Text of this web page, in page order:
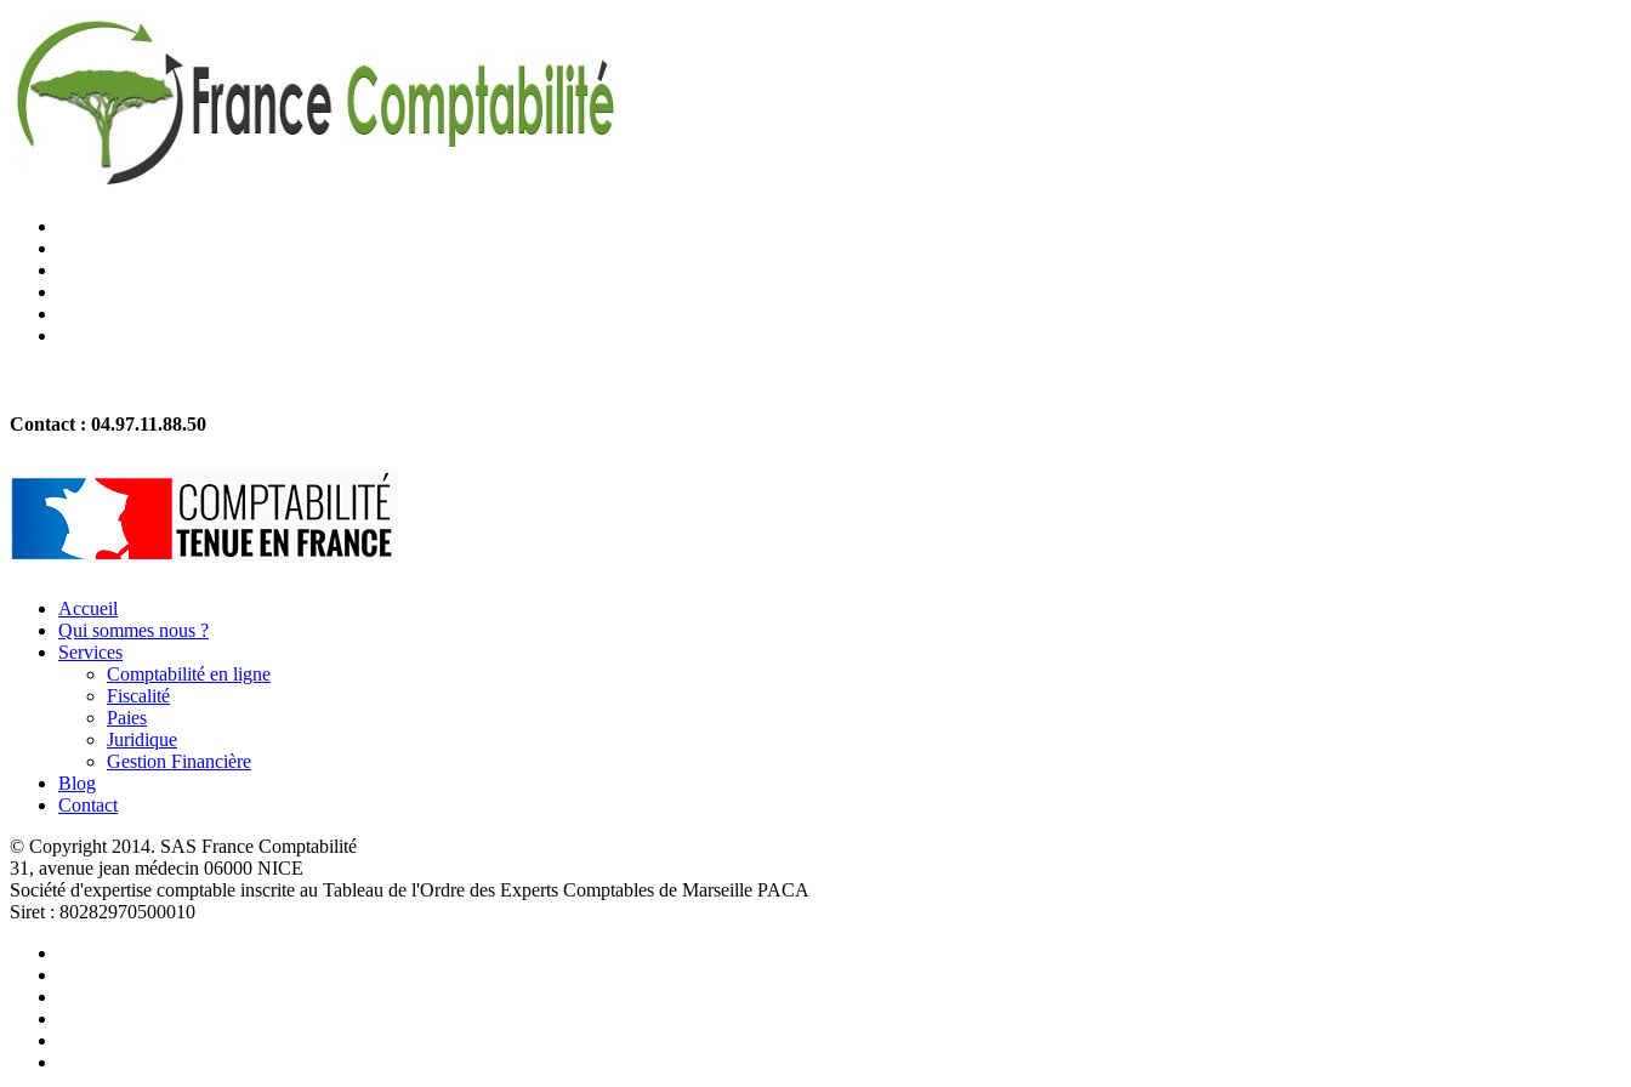
Contact : 04.97.11.88.50
Accueil
Qui sommes nous ?
Services
Comptabilité en ligne
Fiscalité
Paies
Juridique
Gestion Financière
Blog
Contact
© Copyright 2014. SAS France Comptabilité
31, avenue jean médecin 06000 NICE
Société d'expertise comptable inscrite au Tableau de l'Ordre des Experts Comptables de Marseille PACA
Siret : 80282970500010